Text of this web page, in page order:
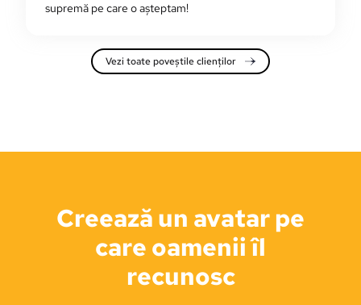
supremă pe care o așteptam!
Vezi toate poveștile clienților
Creează un avatar pe
care oamenii îl
recunosc